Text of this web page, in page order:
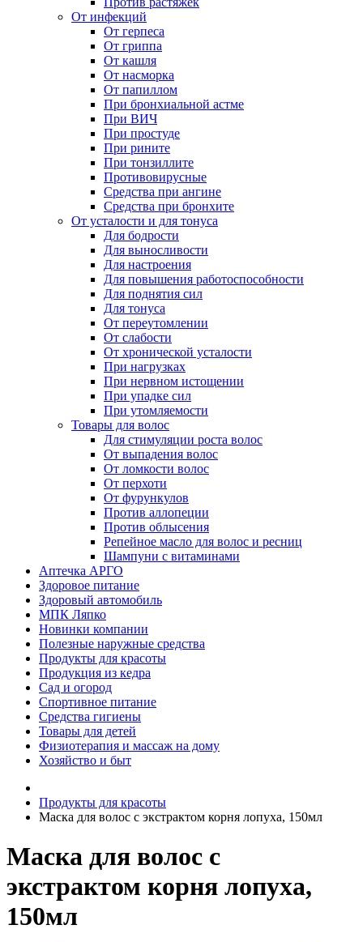
От инфекций
От герпеса
От гриппа
От кашля
От насморка
От папиллом
При бронхиальной астме
При ВИЧ
При простуде
При рините
При тонзиллите
Противовирусные
Средства при ангине
Средства при бронхите
От усталости и для тонуса
Для бодрости
Для выносливости
Для настроения
Для повышения работоспособности
Для поднятия сил
Для тонуса
От переутомлении
От слабости
От хронической усталости
При нагрузках
При нервном истощении
При упадке сил
При утомляемости
Товары для волос
Для стимуляции роста волос
От выпадения волос
От ломкости волос
От перхоти
От фурункулов
Против аллопеции
Против облысения
Репейное масло для волос и ресниц
Шампуни с витаминами
Аптечка АРГО
Здоровое питание
Здоровый автомобиль
МПК Ляпко
Новинки компании
Полезные наружные средства
Продукты для красоты
Продукция из кедра
Сад и огород
Спортивное питание
Средства гигиены
Товары для детей
Физиотерапия и массаж на дому
Хозяйство и быт
Продукты для красоты
Маска для волос с экстрактом корня лопуха, 150мл
Маска для волос с
экстрактом корня лопуха,
150мл